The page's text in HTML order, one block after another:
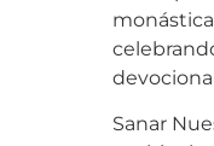
Sanar